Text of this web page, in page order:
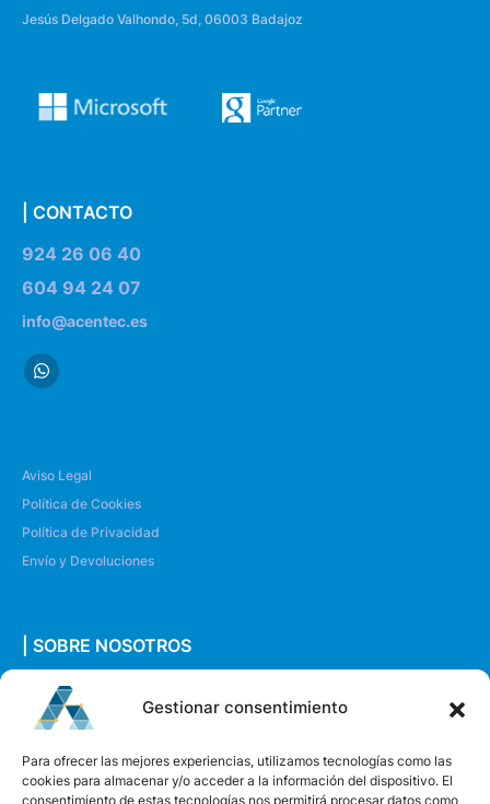
Gestionar consentimiento
Para ofrecer las mejores experiencias, utilizamos tecnologías como las
cookies para almacenar y/o acceder a la información del dispositivo. El
consentimiento de estas tecnologías nos permitirá procesar datos como
Jesús Delgado Valhondo, 5d, 06003 Badajoz
| CONTACTO
924 26 06 40
604 94 24 07
info@acentec.es
Aviso Legal
Política de Cookies
Política de Privacidad
Envío y Devoluciones
| SOBRE NOSOTROS
Quiénes somos
Envíanos un mensaje